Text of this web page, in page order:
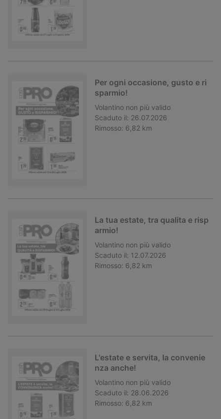
Per ogni occasione, gusto e ri
sparmio!
Volantino non più valido
Scaduto il: 26.07.2026
Rimosso: 6,82 km
La tua estate, tra qualita e risp
armio!
Volantino non più valido
Scaduto il: 12.07.2026
Rimosso: 6,82 km
L'estate e servita, la convenie
nza anche!
Volantino non più valido
Scaduto il: 28.06.2026
Rimosso: 6,82 km